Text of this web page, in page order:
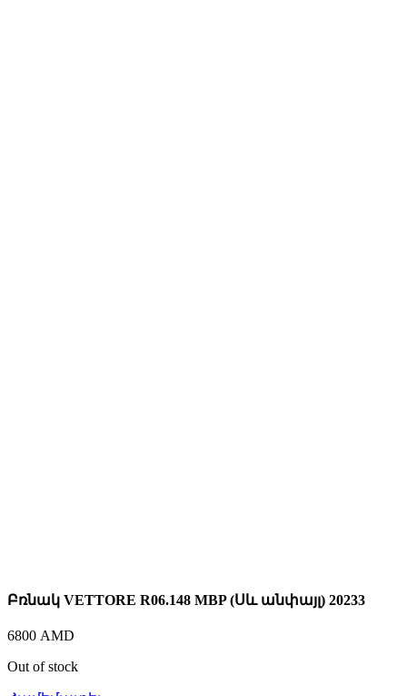
Բռնակ VЕTTORE R06.148 MBP (Սև անփայլ) 20233
6800 AMD
Out of stock